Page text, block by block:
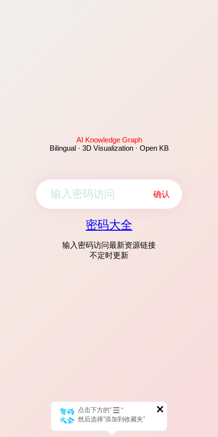
AI Knowledge Graph
Bilingual · 3D Visualization · Open KB
确认
密码大全
输入密码访问最新资源链接
不定时更新
点击下方的“
”
然后选择“添加到收藏夹”